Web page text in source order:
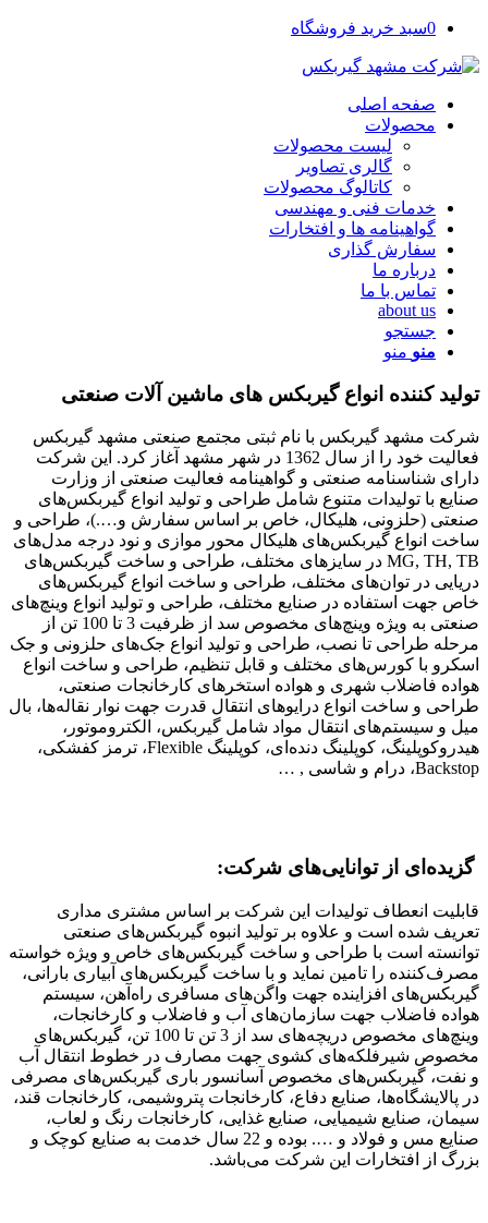
0سبد خرید فروشگاه
صفحه اصلی
محصولات
لیست محصولات
گالری تصاویر
کاتالوگ محصولات
خدمات فنی و مهندسی
گواهینامه ها و افتخارات
سفارش گذاری
درباره ما
تماس با ما
about us
جستجو
منو منو
تولید کننده انواع گیربکس های ماشین آلات صنعتی
شرکت مشهد گیربکس با نام ثبتی مجتمع صنعتی مشهد گیربکس
فعالیت خود را از سال 1362 در شهر مشهد آغاز کرد. این شرکت
دارای شناسنامه صنعتی و گواهینامه فعالیت صنعتی از وزارت
صنایع با تولیدات متنوع شامل طراحی و تولید انواع گیربکس‌های
صنعتی (حلزونی، هلیکال، خاص بر اساس سفارش و….)، طراحی و
ساخت انواع گیربکس‌های هلیکال محور موازی و نود درجه مدل‌های
MG, TH, TB در سایزهای مختلف، طراحی و ساخت گیربکس‌های
دریایی در توان‌های مختلف، طراحی و ساخت انواع گیربکس‌های
خاص جهت استفاده در صنایع مختلف، طراحی و تولید انواع وینچ‌های
صنعتی به ویژه وینچ‌های مخصوص سد از ظرفیت 3 تا 100 تن از
مرحله طراحی تا نصب، طراحی و تولید انواع جک‌های حلزونی و جک
اسکرو با کورس‌های مختلف و قابل تنظیم، طراحی و ساخت انواع
هواده فاضلاب شهری و هواده استخرهای کارخانجات صنعتی،
طراحی و ساخت انواع درایوهای انتقال قدرت جهت نوار نقاله‌ها، بال
میل و سیستم‌های انتقال مواد شامل گیربکس، الکتروموتور،
هیدروکوپلینگ، کوپلینگ دنده‌ای، کوپلینگ Flexible، ترمز کفشکی،
Backstop، درام و شاسی , …
گزیده‌ای از توانایی‌های شرکت:
قابلیت انعطاف تولیدات این شرکت بر اساس مشتری مداری
تعریف شده است و علاوه بر تولید انبوه گیربکس‌های صنعتی
توانسته است با طراحی و ساخت گیربکس‌های خاص و ویژه خواسته
مصرف‌کننده را تامین نماید و با ساخت گیربکس‌های آبیاری بارانی،
گیربکس‌های افزاینده جهت واگن‌های مسافری راه‌آهن، سیستم
هواده فاضلاب جهت سازمان‌های آب و فاضلاب و کارخانجات،
وینچ‌های مخصوص دریچه‌های سد از 3 تن تا 100 تن، گیربکس‌های
مخصوص شیرفلکه‌های کشوی جهت مصارف در خطوط انتقال آب
و نفت، گیربکس‌های مخصوص آسانسور باری گیربکس‌های مصرفی
در پالایشگاه‌ها، صنایع دفاع، کارخانجات پتروشیمی، کارخانجات قند،
سیمان، صنایع شیمیایی، صنایع غذایی، کارخانجات رنگ و لعاب،
صنایع مس و فولاد و …. بوده و 22 سال خدمت به صنایع کوچک و
بزرگ از افتخارات این شرکت می‌باشد.